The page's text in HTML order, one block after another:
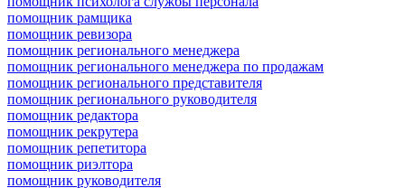
помощник рамщика
помощник ревизора
помощник регионального менеджера
помощник регионального менеджера по продажам
помощник регионального представителя
помощник регионального руководителя
помощник редактора
помощник рекрутера
помощник репетитора
помощник риэлтора
помощник руководителя